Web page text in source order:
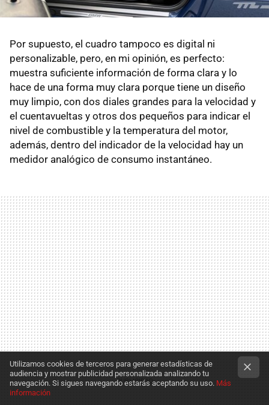
Por supuesto, el cuadro tampoco es digital ni
personalizable, pero, en mi opinión, es perfecto:
muestra suficiente información de forma clara y lo
hace de una forma muy clara porque tiene un diseño
muy limpio, con dos diales grandes para la velocidad y
el cuentavueltas y otros dos pequeños para indicar el
nivel de combustible y la temperatura del motor,
además, dentro del indicador de la velocidad hay un
medidor analógico de consumo instantáneo.
Utilizamos cookies de terceros para generar estadísticas de
audiencia y mostrar publicidad personalizada analizando tu
navegación. Si sigues navegando estarás aceptando su uso. Más
información